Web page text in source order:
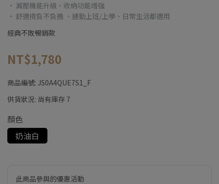
• 減壓機能升級、收納功能增強
• 舒適揹負不負擔 、通勤上班/上學、日常生活都適用
經典不敗暢銷款
NT$1,780
商品編號: JS0A4QUE7S1_F
供貨狀況: 尚有庫存 7
顏色
奶油白
此商品參與的優惠活動